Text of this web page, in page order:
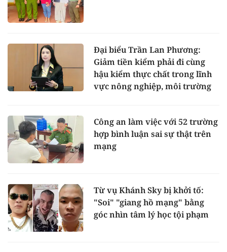
Đại biểu Trần Lan Phương:
Giảm tiền kiểm phải đi cùng
hậu kiểm thực chất trong lĩnh
vực nông nghiệp, môi trường
Công an làm việc với 52 trường
hợp bình luận sai sự thật trên
mạng
Từ vụ Khánh Sky bị khởi tố:
"Soi" "giang hồ mạng" bằng
góc nhìn tâm lý học tội phạm